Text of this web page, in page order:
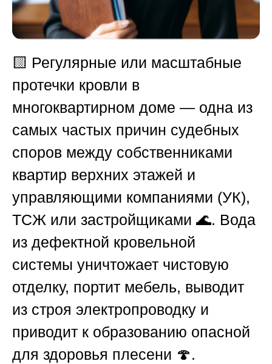
🟨 Регулярные или масштабные
протечки кровли в
многоквартирном доме — одна из
самых частых причин судебных
споров между собственниками
квартир верхних этажей и
управляющими компаниями (УК),
ТСЖ или застройщиками 🌊. Вода
из дефектной кровельной
системы уничтожает чистовую
отделку, портит мебель, выводит
из строя электропроводку и
приводит к образованию опасной
для здоровья плесени 🍄.